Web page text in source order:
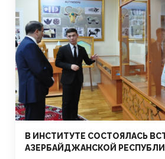
В ИНСТИТУТЕ СОСТОЯЛАСЬ
АЗЕРБАЙДЖАНСКОЙ